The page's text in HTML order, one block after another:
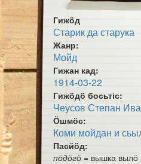
Гижӧд
Старик да старука
Жанр:
Мойд
Гижан кад:
1914-03-22
Гижӧдӧ босьтіс:
Чеусов Степан
Ӧшмӧс:
Коми мойдан и
Пасйӧд:
пӧдӧгӧ = вышка вылӧ